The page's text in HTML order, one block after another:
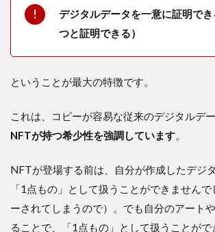
デジタルデータを一意に証明でき
つと証明できる）
ということが最大の特徴です。
これは、コピーが容易な従来のデジタルデ
NFTが持つ希少性を強調しています。
NFTが登場する前は、自分が作成したデジ
「1点もの」として扱うことができません
ーされてしまうので）。でも自分のアート
ることで、「1点もの」として扱うことがで